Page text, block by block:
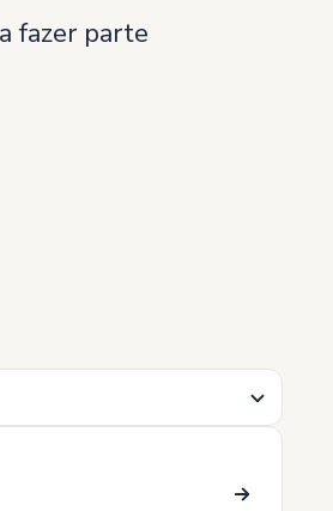
fazer parte